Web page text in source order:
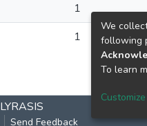
1
1
LYRASIS
Send Feedback
We
following
To learn
Customize